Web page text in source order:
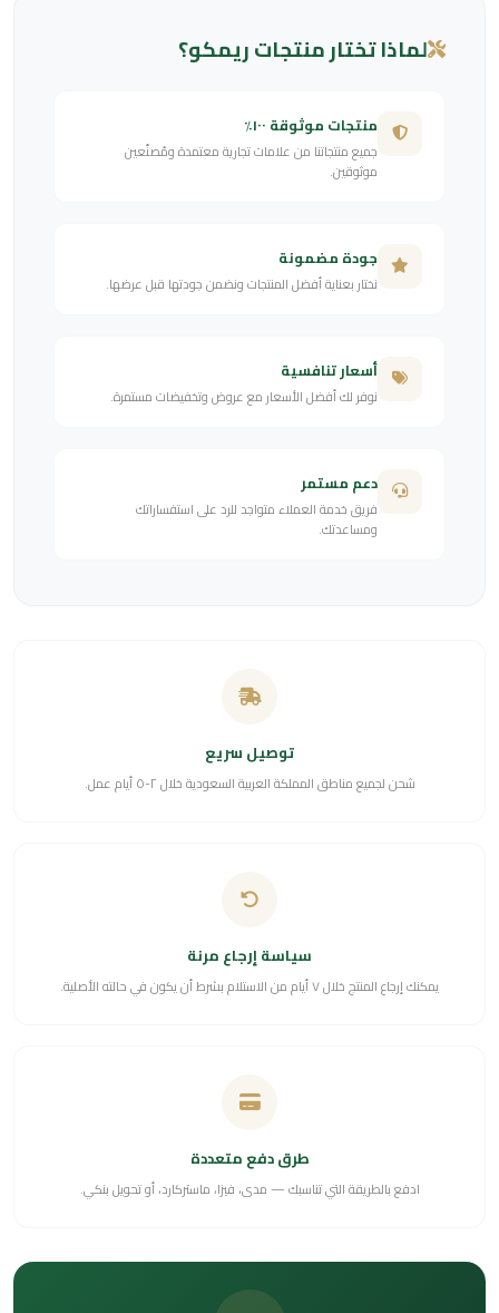
لماذا تختار منتجات ريمكو؟
منتجات موثوقة ١٠٠٪
جميع منتجاتنا من علامات تجارية معتمدة ومُصنّعين
موثوقين.
جودة مضمونة
نختار بعناية أفضل المنتجات ونضمن جودتها قبل عرضها.
أسعار تنافسية
نوفر لك أفضل الأسعار مع عروض وتخفيضات مستمرة.
دعم مستمر
فريق خدمة العملاء متواجد للرد على استفساراتك
ومساعدتك.
توصيل سريع
شحن لجميع مناطق المملكة العربية السعودية خلال ٢-٥ أيام عمل.
سياسة إرجاع مرنة
يمكنك إرجاع المنتج خلال ٧ أيام من الاستلام بشرط أن يكون في حالته الأصلية.
طرق دفع متعددة
ادفع بالطريقة التي تناسبك — مدى، فيزا، ماستركارد، أو تحويل بنكي.